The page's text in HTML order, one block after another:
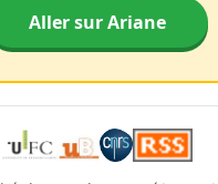
Aller sur Ariane